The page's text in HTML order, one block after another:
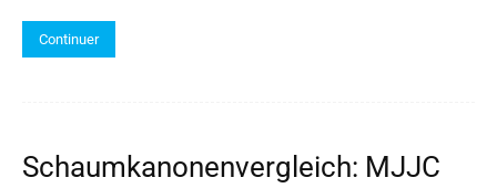
Continuer
Schaumkanonenvergleich: MJJC